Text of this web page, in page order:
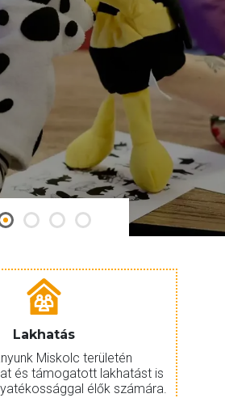
Lakhatás
Miskolc területén
és támogatott lakhatást is
élők számára.